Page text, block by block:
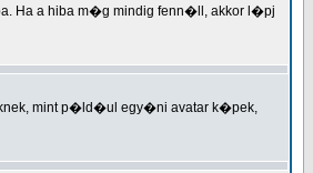
Ha a hiba m�g mindig fenn�ll, akkor l�pj
mint p�ld�ul egy�ni avatar k�pek,